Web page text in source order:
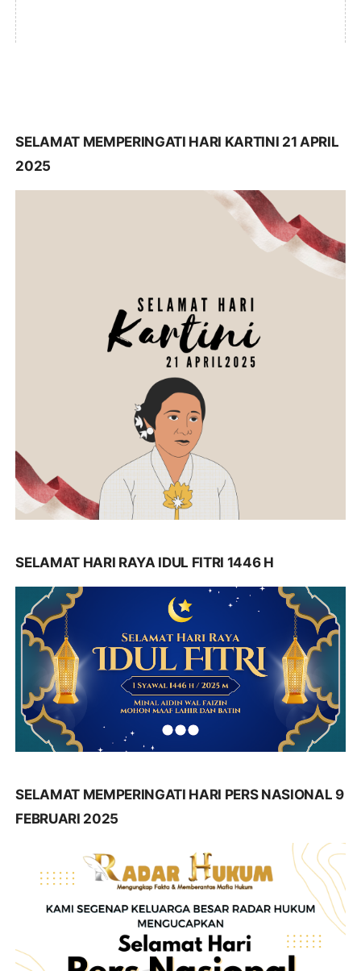
SELAMAT MEMPERINGATI HARI KARTINI 21 APRIL
2025
SELAMAT HARI RAYA IDUL FITRI 1446 H
SELAMAT MEMPERINGATI HARI PERS NASIONAL 9
FEBRUARI 2025